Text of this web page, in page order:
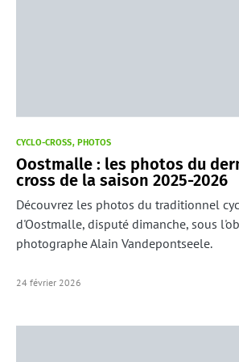
CYCLO-CROSS PHOTOS
Oostmalle : les photos du
cross de la saison 2025-2026
Découvrez les photos du traditionnel
d'Oostmalle, disputé dimanche, sous
photographe Alain Vandepontseele.
24 février 2026